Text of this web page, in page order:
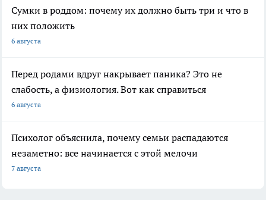
Сумки в роддом: почему их должно быть три и что в
них положить
6 августа
Перед родами вдруг накрывает паника? Это не
слабость, а физиология. Вот как справиться
6 августа
Психолог объяснила, почему семьи распадаются
незаметно: все начинается с этой мелочи
7 августа